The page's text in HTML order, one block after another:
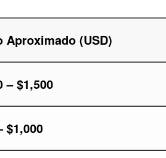
Aproximado (USD)
– $1,500
$1,000